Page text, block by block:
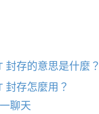
封存的意思是什麼？
封存怎麼用？
聊天